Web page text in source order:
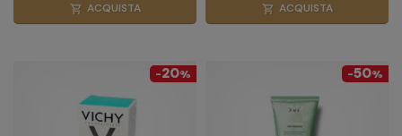
shopping_cart ACQUISTA shopping_cart ACQUISTA
-20% -50%